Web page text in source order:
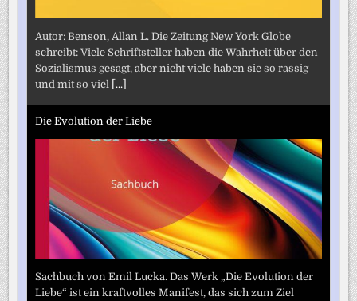
Autor: Benson, Allan L. Die Zeitung New York Globe
schreibt: Viele Schriftsteller haben die Wahrheit über den
Sozialismus gesagt, aber nicht viele haben sie so rassig
und mit so viel [...]
Die Evolution der Liebe
Sachbuch von Emil Lucka. Das Werk „Die Evolution der
Liebe“ ist ein kraftvolles Manifest, das sich zum Ziel